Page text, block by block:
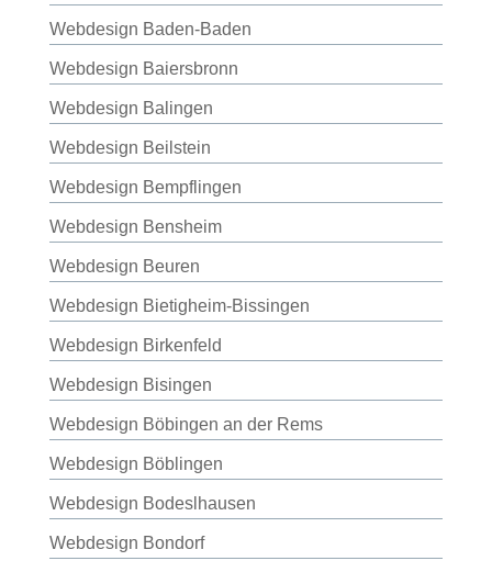
Webdesign Baden-Baden
Webdesign Baiersbronn
Webdesign Balingen
Webdesign Beilstein
Webdesign Bempflingen
Webdesign Bensheim
Webdesign Beuren
Webdesign Bietigheim-Bissingen
Webdesign Birkenfeld
Webdesign Bisingen
Webdesign Böbingen an der Rems
Webdesign Böblingen
Webdesign Bodeslhausen
Webdesign Bondorf